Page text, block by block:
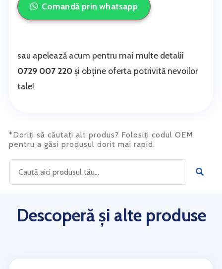
Comandă prin whatsapp
sau apelează acum pentru mai multe detalii
0729 007 220și obține oferta potrivită nevoilor
tale!
*Doriți să căutați alt produs? Folosiți codul OEM
pentru a găsi produsul dorit mai rapid.
Descoperă și alte produse